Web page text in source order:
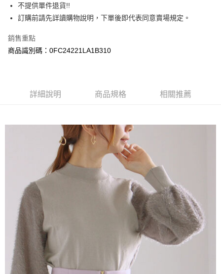
元大商業銀行
玉山商業銀行
星展（台灣）商業銀行
台灣樂天信用卡公司
悠遊付
大哥付你分期
相關說明
流程，驗證手機門號後，選擇欲分期的期數、繳款截止日，確認付款後即完
消。如遇「轉專審核」未通過狀況，表示未達大哥付你分期系統評分，恕無
【繳款方式說明】
1.分期款項不併入電信帳單，「大哥付你分期」於每月結算日後寄送繳費提
2.透過簡訊連結打開帳單後，可選擇「超商條碼／台灣大直營門市／銀行轉
帳／街口支付／iPASS MONEY」等通路繳費。
【注意事項】
1.本服務係由「台灣大哥大股份有限公司」（以下簡稱本公司）所提供，讓
用戶於交易時，得透過本服務購買商品或服務，並由商店將買賣／分期付款
買賣價金債權讓與本公司後，依約使用本公司帳單繳交帳款。
2.基於同意付款使用「大哥付你分期」之契約關係目的，商店將以您的個人
資料（包含姓名、電話或地址）提供予台灣大哥大進項蒐集、處理及利用，
由本公司與您本人進行分期帳單所需資料之確認、核對及更正。
3.完整用戶服務條款，請詳閱以下連結：
https://oppay.tw/userRule
【關於「AFTEE先享後付」】
１．簡單：不需註冊會員、不需綁卡、不需儲值。
２．便利：只要手機號碼，簡訊認證，即可結帳。
３．安心：先確認商品／服務後，再付款。
【「AFTEE先享後付」結帳流程】
１．於結帳方式選擇「AFTEE先享後付」後，將跳轉至「AFTEE先享後付」
結帳頁面，進行簡訊認證並確認金額後，即可完成結帳。
２．訂單成立數日內，您將收到繳費通知簡訊。
３．收到繳費通知簡訊後14天內，點擊此簡訊中的連結，可透過四大超商／
ATM／網路銀行／等多元方式進行付款，方視為交易完成。
※ 請注意：結帳手續完成當下不需立刻繳費，但若您需要取消訂單，請聯絡
購買商品的店家。未經商家同意取消之訂單仍視為有效，需透過AFTEE先享
後付繳納相關費用。
※ 交易是否成功請以「AFTEE先享後付 」之結帳頁面顯示為準，若有關於
是否繳費成功／繳費後需取消欲退款等相關疑問，請聯繫「AFTEE先享後付
客戶支援中心」https://netprotections.freshdesk.com/support/home
每筆NT$60，滿NT$388(含以上)免運費
全家純取貨
每筆NT$60，滿NT$388(含以上)免運費
萊爾富取貨付款
每筆NT$60，滿NT$888(含以上)免運費
萊爾富純取貨
每筆NT$60，滿NT$888(含以上)免運費
不提供單件退貨!!
訂購前請先詳讀購物說明，下單後即代表同意賣場規定。
銷售重點
商品識別碼：0FC24221LA1B310
詳細說明 商品規格 相關推薦